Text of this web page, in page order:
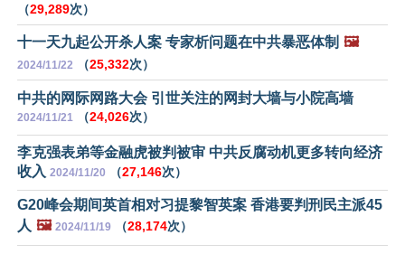
（29,289次）
十一天九起公开杀人案 专家析问题在中共暴恶体制 🖼️
2024/11/22 （25,332次）
中共的网际网路大会 引世关注的网封大墙与小院高墙
2024/11/21 （24,026次）
李克强表弟等金融虎被判被审 中共反腐动机更多转向经济
收入 2024/11/20 （27,146次）
G20峰会期间英首相对习提黎智英案 香港要判刑民主派45
人 🖼️ 2024/11/19 （28,174次）